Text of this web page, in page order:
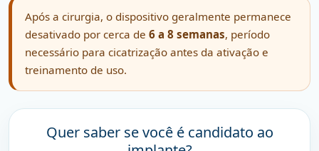
Após a cirurgia, o dispositivo geralmente permanece
desativado por cerca de 6 a 8 semanas, período
necessário para cicatrização antes da ativação e
treinamento de uso.
Quer saber se você é candidato ao